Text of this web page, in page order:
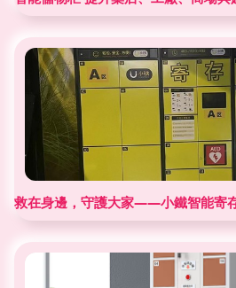
救在身邊，守護大家——小鐵智能寄